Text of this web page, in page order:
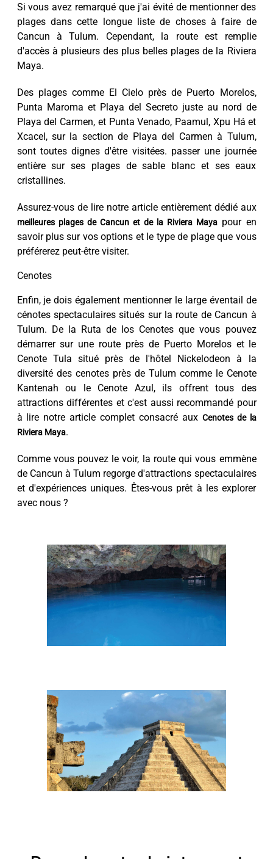
Si vous avez remarqué que j'ai évité de mentionner des
plages dans cette longue liste de choses à faire de
Cancun à Tulum. Cependant, la route est remplie
d'accès à plusieurs des plus belles plages de la Riviera
Maya.
Des plages comme El Cielo près de Puerto Morelos,
Punta Maroma et Playa del Secreto juste au nord de
Playa del Carmen, et Punta Venado, Paamul, Xpu Há et
Xcacel, sur la section de Playa del Carmen à Tulum,
sont toutes dignes d'être visitées. passer une journée
entière sur ses plages de sable blanc et ses eaux
cristallines.
Assurez-vous de lire notre article entièrement dédié aux
meilleures plages de Cancun et de la Riviera Maya pour en
savoir plus sur vos options et le type de plage que vous
préférerez peut-être visiter.
Cenotes
Enfin, je dois également mentionner le large éventail de
cénotes spectaculaires situés sur la route de Cancun à
Tulum. De la Ruta de los Cenotes que vous pouvez
démarrer sur une route près de Puerto Morelos et le
Cenote Tula situé près de l'hôtel Nickelodeon à la
diversité des cenotes près de Tulum comme le Cenote
Kantenah ou le Cenote Azul, ils offrent tous des
attractions différentes et c'est aussi recommandé pour
à lire notre article complet consacré aux Cenotes de la
Riviera Maya.
Comme vous pouvez le voir, la route qui vous emmène
de Cancun à Tulum regorge d'attractions spectaculaires
et d'expériences uniques. Êtes-vous prêt à les explorer
avec nous ?